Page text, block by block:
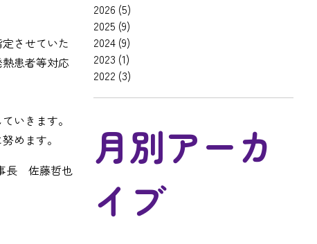
させていた
患者等対応
いきます。
めます。
長 佐藤哲也
2026 (5)
2025 (9)
2024 (9)
2023 (1)
2022 (3)
月別アーカ
イブ